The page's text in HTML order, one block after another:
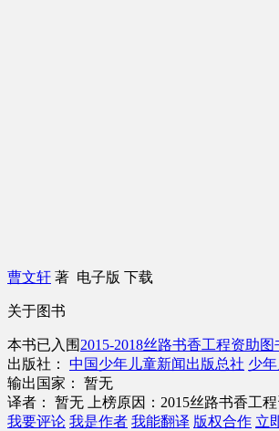
曹文轩 著 电子版 下载
关于图书
本书已入围 2015-2018丝路书香工程资助图
出版社： 中国少年儿童新闻出版总社 少
输出国家： 暂无
译者： 暂无
上榜原因：2015丝路书香工
我要评论 我是作者 我能翻译 版权合作 立